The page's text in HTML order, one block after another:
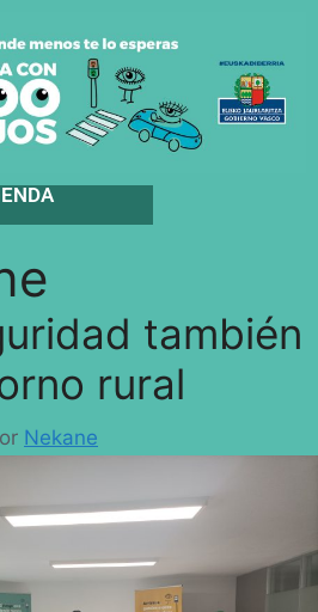
también
rural
Nekane